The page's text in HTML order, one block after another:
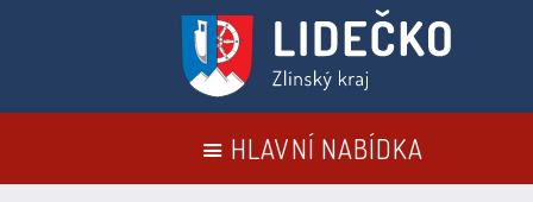
HLAVNÍ NABÍDKA